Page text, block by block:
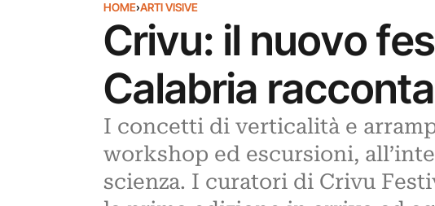
HOME›ARTI VISIVE
Crivu: il nuovo
Calabria
I concetti di verticalità e
workshop ed escursioni,
scienza. I curatori di Crivu